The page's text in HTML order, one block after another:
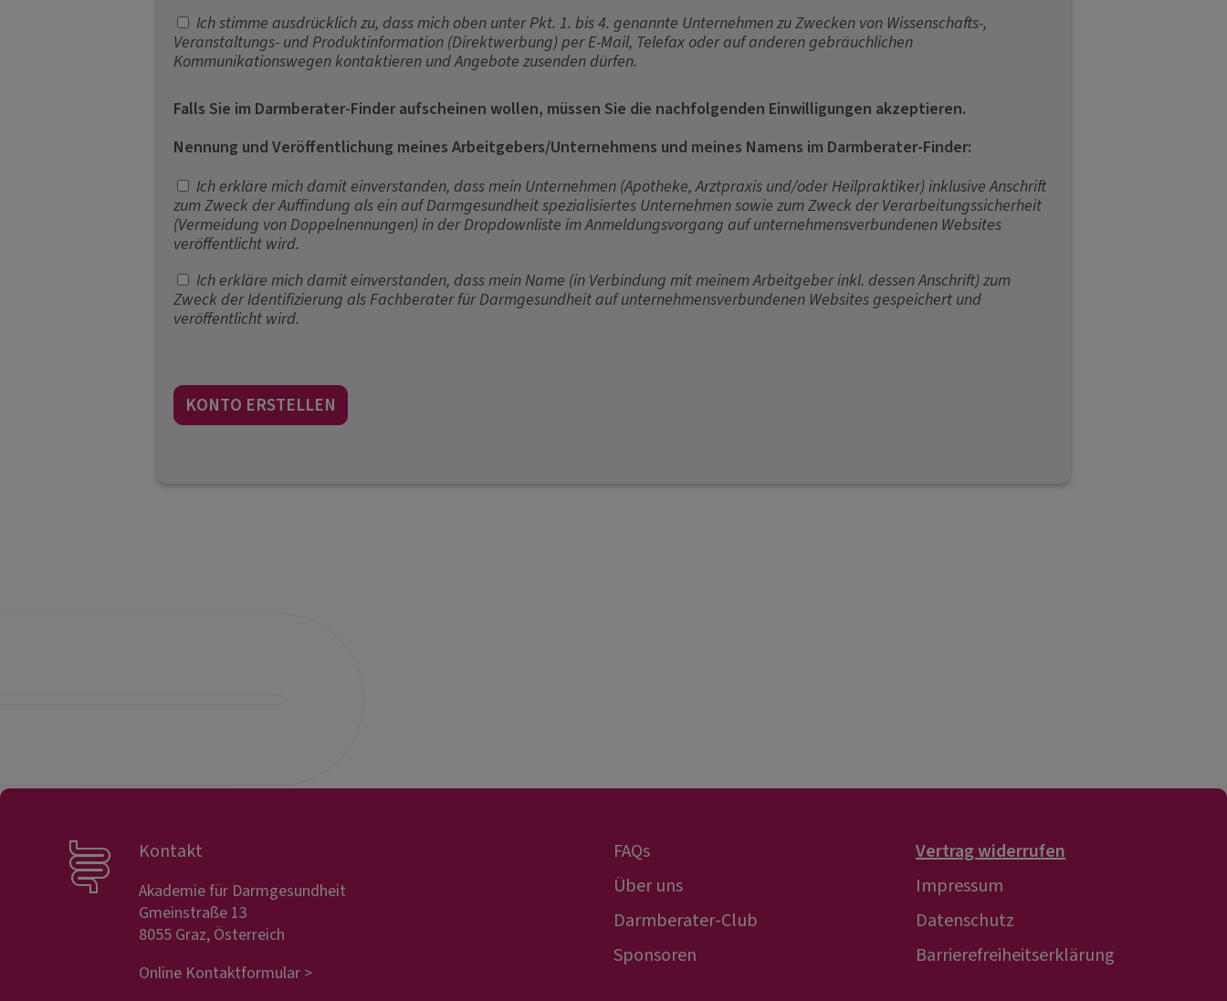
Ich stimme ausdrücklich zu, dass mich oben unter Pkt. 1. bis 4. genannte Unternehmen zu Zwecken von Wissenschafts-,
Veranstaltungs- und Produktinformation (Direktwerbung) per E-Mail, Telefax oder auf anderen gebräuchlichen
Kommunikationswegen kontaktieren und Angebote zusenden dürfen.
Falls Sie im Darmberater-Finder aufscheinen wollen, müssen Sie die nachfolgenden Einwilligungen akzeptieren.
Nennung und Veröffentlichung meines Arbeitgebers/Unternehmens und meines Namens im Darmberater-Finder:
Ich erkläre mich damit einverstanden, dass mein Unternehmen (Apotheke, Arztpraxis und/oder Heilpraktiker) inklusive Anschrift
zum Zweck der Auffindung als ein auf Darmgesundheit spezialisiertes Unternehmen sowie zum Zweck der Verarbeitungssicherheit
(Vermeidung von Doppelnennungen) in der Dropdownliste im Anmeldungsvorgang auf unternehmensverbundenen Websites
veröffentlicht wird.
Ich erkläre mich damit einverstanden, dass mein Name (in Verbindung mit meinem Arbeitgeber inkl. dessen Anschrift) zum
Zweck der Identifizierung als Fachberater für Darmgesundheit auf unternehmensverbundenen Websites gespeichert und
veröffentlicht wird.
Kontakt
Akademie für Darmgesundheit
Gmeinstraße 13
8055 Graz, Österreich
Online Kontaktformular >
FAQs
Über uns
Darmberater-Club
Sponsoren
Vertrag widerrufen
Impressum
Datenschutz
Barrierefreiheitserklärung